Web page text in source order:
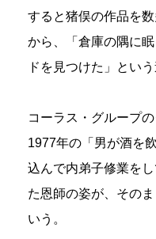
すると猪俣の作品を
から、「倉庫の隅に
ドを見つけた」とい
コーラス・グループ
1977年の「男が酒を
込んで内弟子修業を
た恩師の姿が、その
いう。